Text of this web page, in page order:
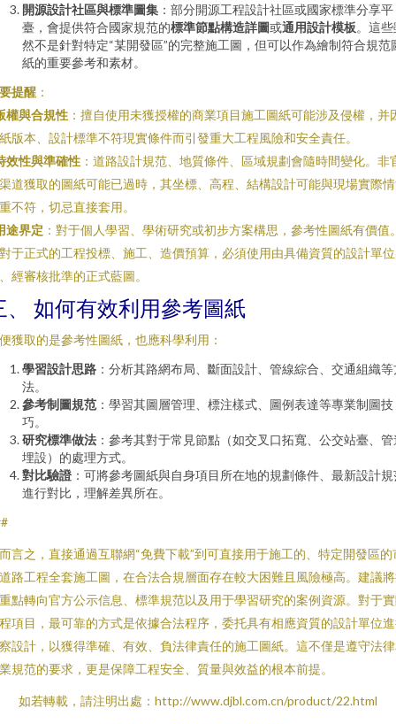
開源設計社區與標準圖集 ：部分開源工程設計社區或國家標準分享平
臺，會提供符合國家規范的標準節點構造詳圖或通用設計模板。這
然不是針對特定“某開發區”的完整施工圖，但可以作為繪制符合規范
紙的重要參考和素材。
提醒 ：
權與合規性 ：擅自使用未獲授權的商業項目施工圖紙可能涉及侵權，并
版本、設計標準不符現實條件而引發重大工程風險和安全責任。
效性與準確性 ：道路設計規范、地質條件、區域規劃會隨時間變化。非
道獲取的圖紙可能已過時，其坐標、高程、結構設計可能與現場實際
不符，切忌直接套用。
途界定 ：對于個人學習、學術研究或初步方案構思，參考性圖紙有價值
于正式的工程投標、施工、造價預算，必須使用由具備資質的設計單
經審核批準的正式藍圖。
、 如何有效利用參考圖紙
獲取的是參考性圖紙，也應科學利用：
學習設計思路 ：分析其路網布局、斷面設計、管線綜合、交通組織等
法。
參考制圖規范 ：學習其圖層管理、標注樣式、圖例表達等專業制圖技
巧。
研究標準做法 ：參考其對于常見節點（如交叉口拓寬、公交站臺、管
埋設）的處理方式。
對比驗證 ：可將參考圖紙與自身項目所在地的規劃條件、最新設計規
進行對比，理解差異所在。
言之，直接通過互聯網“免費下載”到可直接用于施工的、特定開發區的
路工程全套施工圖，在合法合規層面存在較大困難且風險極高。建議
點轉向官方公示信息、標準規范以及用于學習研究的案例資源。對于
項目，最可靠的方式是依據合法程序，委托具有相應資質的設計單位
設計，以獲得準確、有效、負法律責任的施工圖紙。這不僅是遵守法
規范的要求，更是保障工程安全、質量與效益的根本前提。
如若轉載，請注明出處：http://www.djbl.com.cn/product/22.html